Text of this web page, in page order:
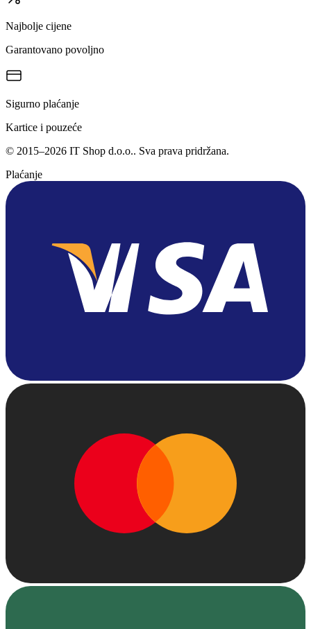
Najbolje cijene
Garantovano povoljno
Sigurno plaćanje
Kartice i pouzeće
© 2015–2026 IT Shop d.o.o.. Sva prava pridržana.
Plaćanje